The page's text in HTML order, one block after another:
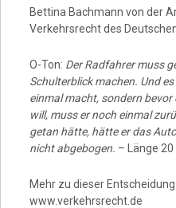
Bettina Bachmann von der
Verkehrsrecht des
O-Ton: Der Radfahrer muss
Schulterblick machen. Und
einmal macht, sondern
will, muss er noch einmal
getan hätte, hätte er das
nicht abgebogen. – Länge 20
Mehr zu dieser
www.verkehrsrecht.de